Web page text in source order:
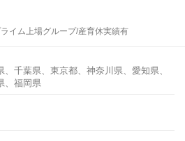
イム上場グループ/産育休実績有
千葉県、東京都、神奈川県、愛知県、
、福岡県